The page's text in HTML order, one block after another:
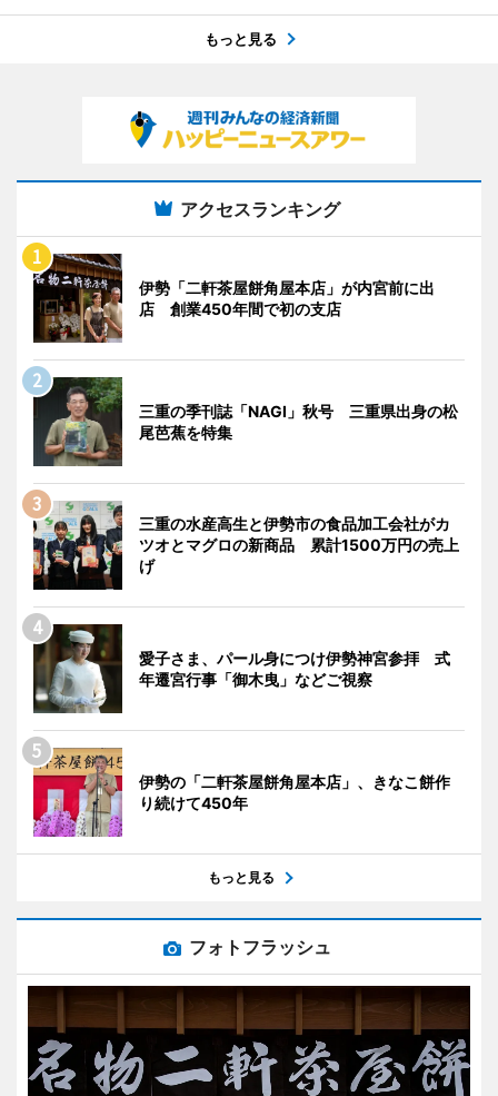
もっと見る
アクセスランキング
伊勢「二軒茶屋餅角屋本店」が内宮前に出
店 創業450年間で初の支店
三重の季刊誌「NAGI」秋号 三重県出身の松
尾芭蕉を特集
三重の水産高生と伊勢市の食品加工会社がカ
ツオとマグロの新商品 累計1500万円の売上
げ
愛子さま、パール身につけ伊勢神宮参拝 式
年遷宮行事「御木曳」などご視察
伊勢の「二軒茶屋餅角屋本店」、きなこ餅作
り続けて450年
もっと見る
フォトフラッシュ